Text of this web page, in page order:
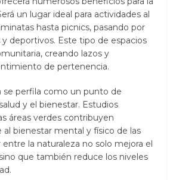
un lugar ideal para actividades al
hasta picnics, pasando por
deportivos. Este tipo de espacios
creando lazos y
de pertenencia.
se perfila como un punto de
y el bienestar. Estudios
áreas verdes contribuyen
bienestar mental y físico de las
entre la naturaleza no solo mejora el
que también reduce los niveles